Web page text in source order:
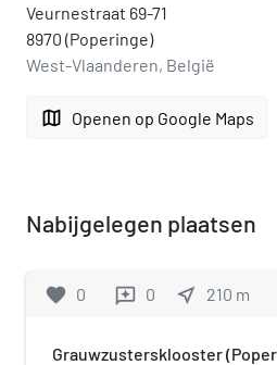
Veurnestraat 69-71
8970 (Poperinge)
West-Vlaanderen, België
map Openen op Google Maps
Nabijgelegen plaatsen
favorite 0 reviews 0 near_me 210 m
Grauwzustersklooster